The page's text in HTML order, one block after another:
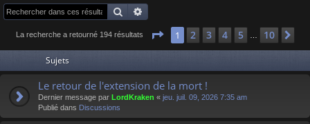
s
e
Rechercher
La recherche a retourné 194 résultats Page 1sur 10
1 2 3 4 5 10
Sujets
Le retour de l'extension de la mort !
Dernier message par LordKraken « jeu. juil. 09, 2026 7:35 am
Publié dans Discussions